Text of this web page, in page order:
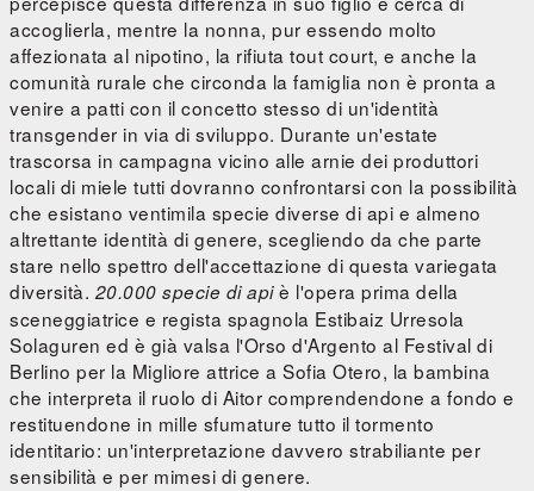
accoglierla, mentre la nonna, pur essendo molto
affezionata al nipotino, la rifiuta tout court, e anche la
comunità rurale che circonda la famiglia non è pronta a
venire a patti con il concetto stesso di un'identità
transgender in via di sviluppo. Durante un'estate
trascorsa in campagna vicino alle arnie dei produttori
locali di miele tutti dovranno confrontarsi con la possibilità
che esistano ventimila specie diverse di api e almeno
altrettante identità di genere, scegliendo da che parte
stare nello spettro dell'accettazione di questa variegata
diversità. 20.000 specie di apiè l'opera prima della
sceneggiatrice e regista spagnola Estibaiz Urresola
Solaguren ed è già valsa l'Orso d'Argento al Festival di
Berlino per la Migliore attrice a Sofia Otero, la bambina
che interpreta il ruolo di Aitor comprendendone a fondo e
restituendone in mille sfumature tutto il tormento
identitario: un'interpretazione davvero strabiliante per
sensibilità e per mimesi di genere.